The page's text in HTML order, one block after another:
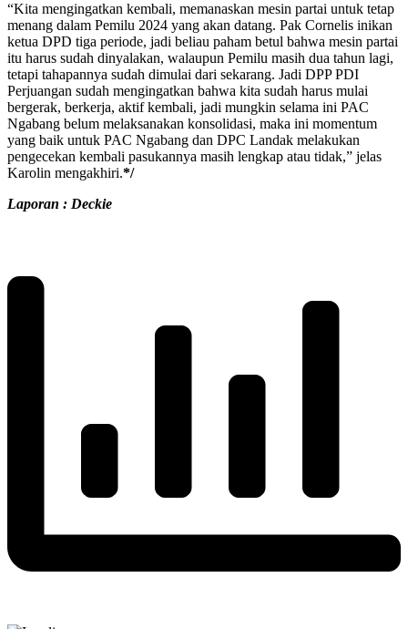
“Kita mengingatkan kembali, memanaskan mesin partai untuk tetap
menang dalam Pemilu 2024 yang akan datang. Pak Cornelis inikan
ketua DPD tiga periode, jadi beliau paham betul bahwa mesin partai
itu harus sudah dinyalakan, walaupun Pemilu masih dua tahun lagi,
tetapi tahapannya sudah dimulai dari sekarang. Jadi DPP PDI
Perjuangan sudah mengingatkan bahwa kita sudah harus mulai
bergerak, berkerja, aktif kembali, jadi mungkin selama ini PAC
Ngabang belum melaksanakan konsolidasi, maka ini momentum
yang baik untuk PAC Ngabang dan DPC Landak melakukan
pengecekan kembali pasukannya masih lengkap atau tidak,” jelas
Karolin mengakhiri.*/
Laporan : Deckie